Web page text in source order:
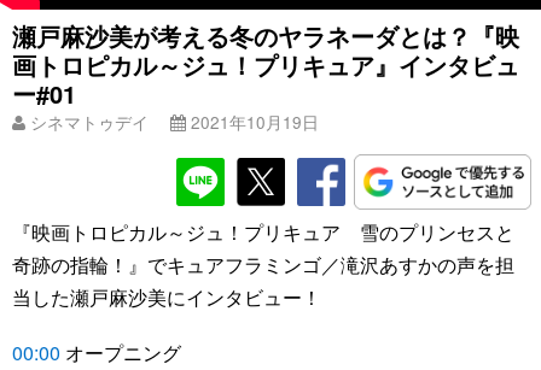
瀬戸麻沙美が考える冬のヤラネーダとは？『映
画トロピカル～ジュ！プリキュア』インタビュ
ー#01
シネマトゥデイ 2021年10月19日
『映画トロピカル～ジュ！プリキュア 雪のプリンセスと
奇跡の指輪！』でキュアフラミンゴ／滝沢あすかの声を担
当した瀬戸麻沙美にインタビュー！
00:00 オープニング